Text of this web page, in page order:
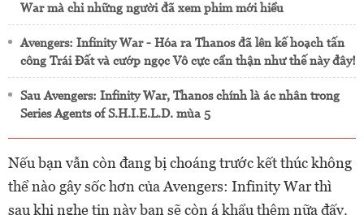
War mà chỉ những người đã xem phim mới hiểu
Avengers: Infinity War - Hóa ra Thanos đã lên kế hoạch tấn
công Trái Đất và cướp ngọc Vô cực cẩn thận như thế này đây!
Sau Avengers: Infinity War, Thanos chính là ác nhân trong
Series Agents of S.H.I.E.L.D. mùa 5
Nếu bạn vẫn còn đang bị choáng trước kết thúc không
thể nào gây sốc hơn của Avengers: Infinity War thì
sau khi nghe tin này bạn sẽ còn á khẩu thêm nữa đấy.